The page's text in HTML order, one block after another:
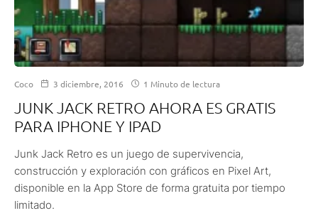
Coco 3 diciembre, 2016 1 Minuto de lectura
JUNK JACK RETRO AHORA ES GRATIS
PARA IPHONE Y IPAD
Junk Jack Retro es un juego de supervivencia,
construcción y exploración con gráficos en Pixel Art,
disponible en la App Store de forma gratuita por tiempo
limitado.